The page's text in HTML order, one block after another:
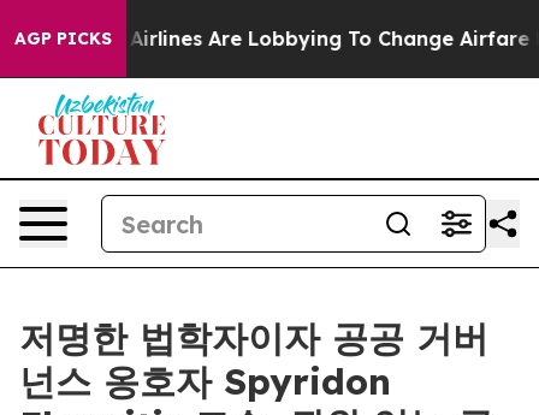
AGP PICKS
York... Airlines Are Lobbying To Change Airfare
저명한 법학자이자 공공 거버
넌스 옹호자 Spyridon